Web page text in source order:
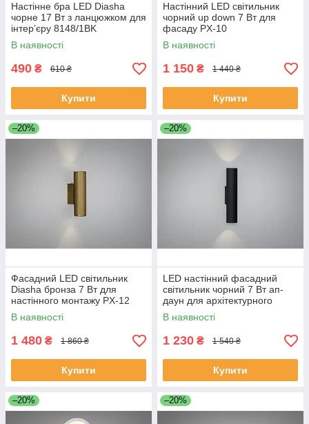
Настінне бра LED Diasha
чорне 17 Вт з ланцюжком для
інтер’єру 8148/1BK
В наявності
490 ₴ 610 ₴
Купити
Настінний LED світильник
чорний up down 7 Вт для
фасаду PX-10
В наявності
1 150 ₴ 1 440 ₴
Купити
–20%
Фасадний LED світильник
Diasha бронза 7 Вт для
настінного монтажу PX-12
В наявності
1 480 ₴ 1 860 ₴
Купити
–20%
LED настінний фасадний
світильник чорний 7 Вт ап-
даун для архітектурного
підсвічування PX-13
В наявності
1 230 ₴ 1 540 ₴
Купити
–20% –20%